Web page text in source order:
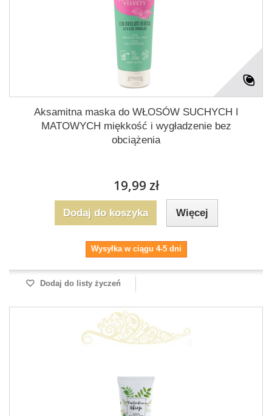
Aksamitna maska do WŁOSÓW SUCHYCH I
MATOWYCH miękkość i wygładzenie bez
obciążenia
19,99 zł
Dodaj do koszyka Więcej
Wysyłka w ciągu 4-5 dni
Dodaj do listy życzeń